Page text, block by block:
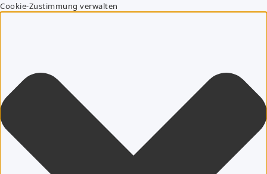
Cookie-Zustimmung verwalten